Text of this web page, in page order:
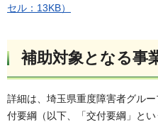
セル：13KB）
補助対象となる事
詳細は、埼玉県重度障害者グル
付要綱（以下、「交付要綱」とい